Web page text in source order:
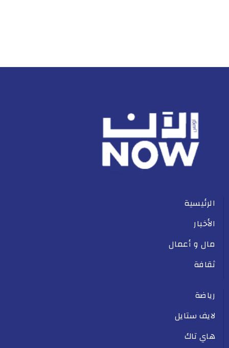
الرئيسية
الأخبار
مال و أعمال
ثقافة
رياضة
لايف ستايل
هاي تاك